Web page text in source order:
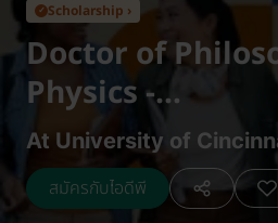
✓ Scholarship ›
Doctor of
Physics -
Astrophysics/
At University of
สมัครกับไอดีพี